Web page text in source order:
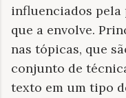
influenciados pela
que a envolve.
nas tópicas, que
conjunto de
texto em um tipo